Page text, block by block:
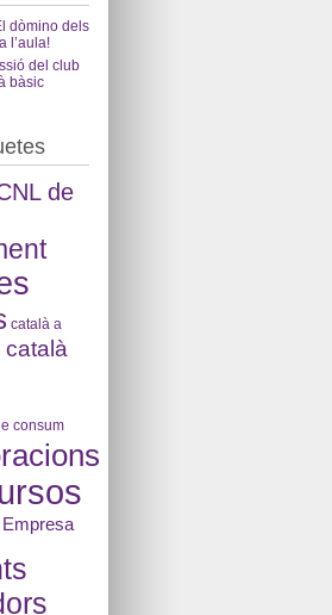
dòmino dels
l’aula!
del club
bàsic
de
català a
consum
Empresa